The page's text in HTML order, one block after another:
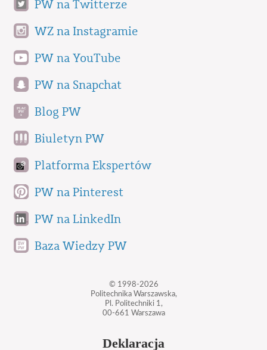
PW na Twitterze
WZ na Instagramie
PW na YouTube
PW na Snapchat
Blog PW
Biuletyn PW
Platforma Ekspertów
PW na Pinterest
PW na LinkedIn
Baza Wiedzy PW
© 1998-2026
Politechnika Warszawska,
Pl. Politechniki 1,
00-661 Warszawa
Deklaracja